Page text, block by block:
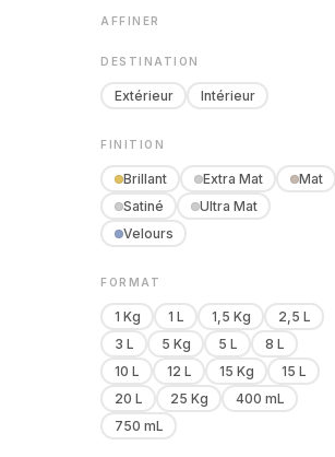
AFFINER
DESTINATION
Extérieur Intérieur
FINITION
Brillant Extra Mat
Mat
Satiné
Ultra Mat
Velours
FORMAT
1 Kg 1 L 1,5 Kg
2,5 L
3 L
5 Kg 5 L
8 L
10 L
12 L 15 Kg
15 L
20 L
25 Kg
400 mL
750 mL